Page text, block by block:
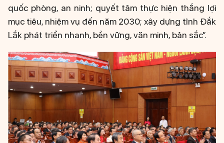
quốc phòng, an ninh; quyết tâm thực hiện thắng lợi
mục tiêu, nhiệm vụ đến năm 2030; xây dựng tỉnh Đắk
Lắk phát triển nhanh, bền vững, văn minh, bản sắc”.